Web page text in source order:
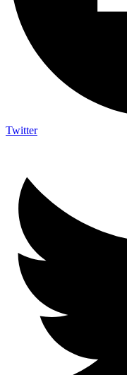
Twitter